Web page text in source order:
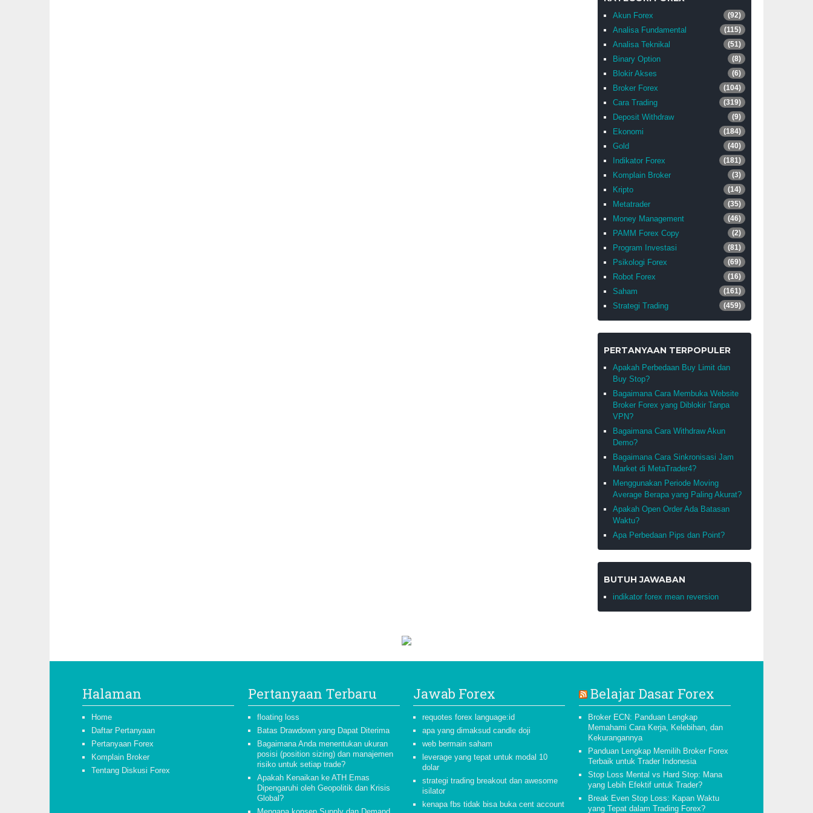
Akun Forex (92)
Analisa Fundamental (115)
Analisa Teknikal (51)
Binary Option (8)
Blokir Akses (6)
Broker Forex (104)
Cara Trading (319)
Deposit Withdraw (9)
Ekonomi (184)
Gold (40)
Indikator Forex (181)
Komplain Broker (3)
Kripto (14)
Metatrader (35)
Money Management (46)
PAMM Forex Copy (2)
Program Investasi (81)
Psikologi Forex (69)
Robot Forex (16)
Saham (161)
Strategi Trading (459)
PERTANYAAN TERPOPULER
Apakah Perbedaan Buy Limit dan
Buy Stop?
Bagaimana Cara Membuka Website
Broker Forex yang Diblokir Tanpa
VPN?
Bagaimana Cara Withdraw Akun
Demo?
Bagaimana Cara Sinkronisasi Jam
Market di MetaTrader4?
Menggunakan Periode Moving
Average Berapa yang Paling Akurat?
Apakah Open Order Ada Batasan
Waktu?
Apa Perbedaan Pips dan Point?
BUTUH JAWABAN
indikator forex mean reversion
Halaman
Home
Daftar Pertanyaan
Pertanyaan Forex
Komplain Broker
Tentang Diskusi Forex
Pertanyaan Terbaru
floating loss
Batas Drawdown yang Dapat Diterima
Bagaimana Anda menentukan ukuran
posisi (position sizing) dan manajemen
risiko untuk setiap trade?
Apakah Kenaikan ke ATH Emas
Dipengaruhi oleh Geopolitik dan Krisis
Global?
Jawab Forex
requotes forex language:id
apa yang dimaksud candle doji
web bermain saham
leverage yang tepat untuk modal 10
dolar
strategi trading breakout dan awesome
isilator
kenapa fbs tidak bisa buka cent account
Belajar Dasar Forex
Broker ECN: Panduan Lengkap
Memahami Cara Kerja, Kelebihan, dan
Kekurangannya
Panduan Lengkap Memilih Broker Forex
Terbaik untuk Trader Indonesia
Stop Loss Mental vs Hard Stop: Mana
yang Lebih Efektif untuk Trader?
Break Even Stop Loss: Kapan Waktu
yang Tepat dalam Trading Forex?